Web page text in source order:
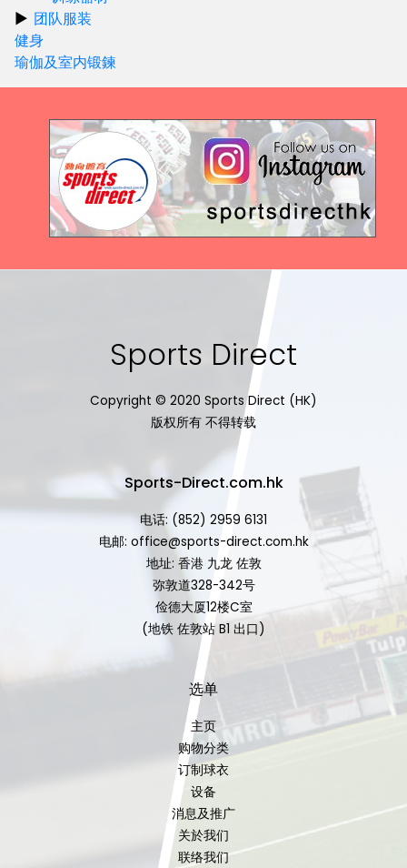
团队服装
健身
瑜伽及室内锻鍊
Sports Direct
Copyright © 2020 Sports Direct (HK)
版权所有 不得转载
Sports-Direct.com.hk
电话: (852) 2959 6131
电邮: office@sports-direct.com.hk
地址: 香港 九龙 佐敦
弥敦道328-342号
俭德大厦12楼C室
(地铁 佐敦站 B1 出口)
选单
主页
购物分类
订制球衣
设备
消息及推广
关於我们
联络我们